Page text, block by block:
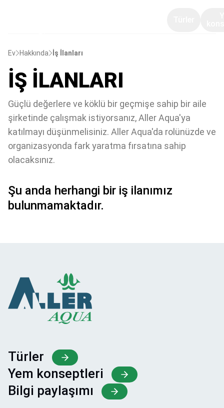
Ev Hakkında İş İlanları
İŞ İLANLARI
Güçlü değerlere ve köklü bir geçmişe sahip bir aile
şirketinde çalışmak istiyorsanız, Aller Aqua'ya
katılmayı düşünmelisiniz. Aller Aqua'da rolünüzde ve
organizasyonda fark yaratma fırsatına sahip
olacaksınız.
Şu anda herhangi bir iş ilanımız
bulunmamaktadır.
Türler
Yem konseptleri
Bilgi paylaşımı